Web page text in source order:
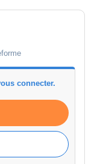
connecter.